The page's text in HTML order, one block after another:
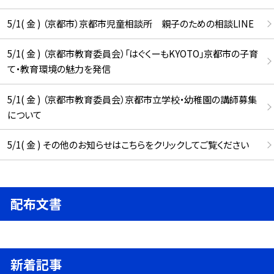
5/1( 金 ) （京都市）京都市児童相談所 親子のための相談LINE
5/1( 金 ) （京都市教育委員会）「はぐくーもKYOTO」京都市の子育
て・教育環境の魅力を発信
5/1( 金 ) （京都市教育委員会）京都市立学校・幼稚園の講師募集
について
5/1( 金 ) その他のお知らせはこちらをクリックしてご覧ください
配布文書
新着記事